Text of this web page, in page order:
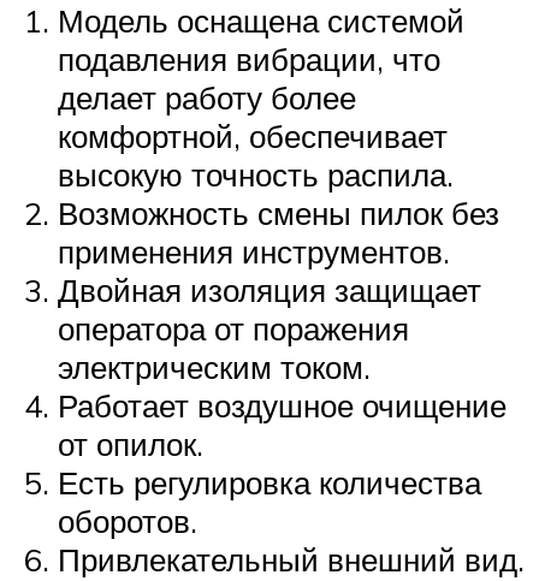
Модель оснащена системой
подавления вибрации, что
делает работу более
комфортной, обеспечивает
высокую точность распила.
Возможность смены пилок без
применения инструментов.
Двойная изоляция защищает
оператора от поражения
электрическим током.
Работает воздушное очищение
от опилок.
Есть регулировка количества
оборотов.
Привлекательный внешний вид.